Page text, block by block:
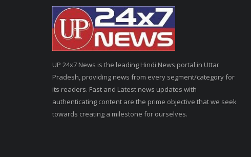
UP 24x7 News is the leading Hindi News portal in Uttar
Pradesh, providing news from every segment/category for
its readers. Fast and Latest news updates with
authenticating content are the prime objective that we seek
towards creating a milestone for ourselves.